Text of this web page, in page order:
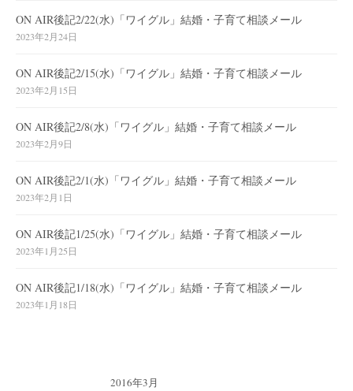
ON AIR後記2/22(水)「ワイグル」結婚・子育て相談メール
2023年2月24日
ON AIR後記2/15(水)「ワイグル」結婚・子育て相談メール
2023年2月15日
ON AIR後記2/8(水)「ワイグル」結婚・子育て相談メール
2023年2月9日
ON AIR後記2/1(水)「ワイグル」結婚・子育て相談メール
2023年2月1日
ON AIR後記1/25(水)「ワイグル」結婚・子育て相談メール
2023年1月25日
ON AIR後記1/18(水)「ワイグル」結婚・子育て相談メール
2023年1月18日
2016年3月